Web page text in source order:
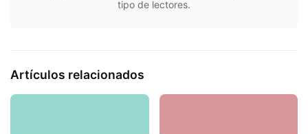
tipo de lectores.
Artículos relacionados